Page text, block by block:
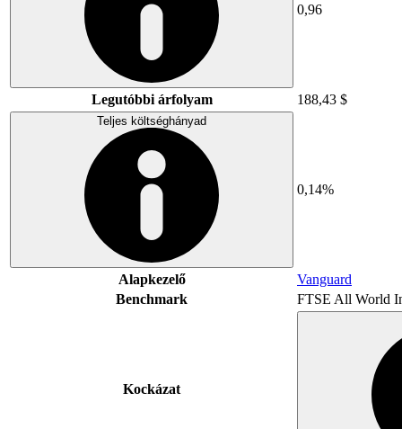
0,96
Legutóbbi árfolyam 188,43 $
Teljes költséghányad
0,14%
Alapkezelő
Vanguard
Benchmark
FTSE All World
Kockázat